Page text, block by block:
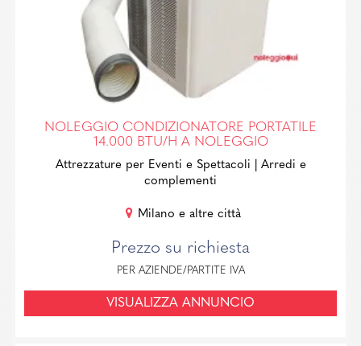
NOLEGGIO CONDIZIONATORE PORTATILE
14.000 BTU/H A NOLEGGIO
Attrezzature per Eventi e Spettacoli
| Arredi e
complementi
Milano e altre città
Prezzo su richiesta
PER AZIENDE/PARTITE IVA
VISUALIZZA ANNUNCIO